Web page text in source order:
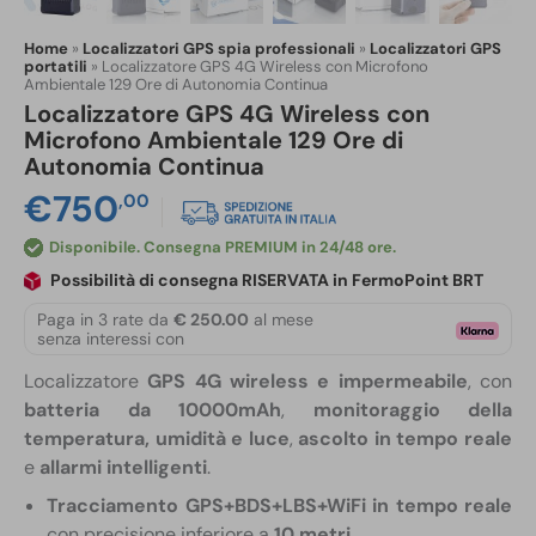
Home » Localizzatori GPS spia professionali » Localizzatori GPS
portatili » Localizzatore GPS 4G Wireless con Microfono
Ambientale 129 Ore di Autonomia Continua
Localizzatore GPS 4G Wireless con
Microfono Ambientale 129 Ore di
Autonomia Continua
€750,00
Disponibile
Possibilità di consegna RISERVATA in FermoPoint BRT
Paga in 3 rate da € 250.00 al mese
senza interessi con
Localizzatore GPS 4G wireless e impermeabile, con
batteria da 10000mAh, monitoraggio della
temperatura, umidità e luce, ascolto in tempo reale
e allarmi intelligenti.
Tracciamento GPS+BDS+LBS+WiFi in tempo reale